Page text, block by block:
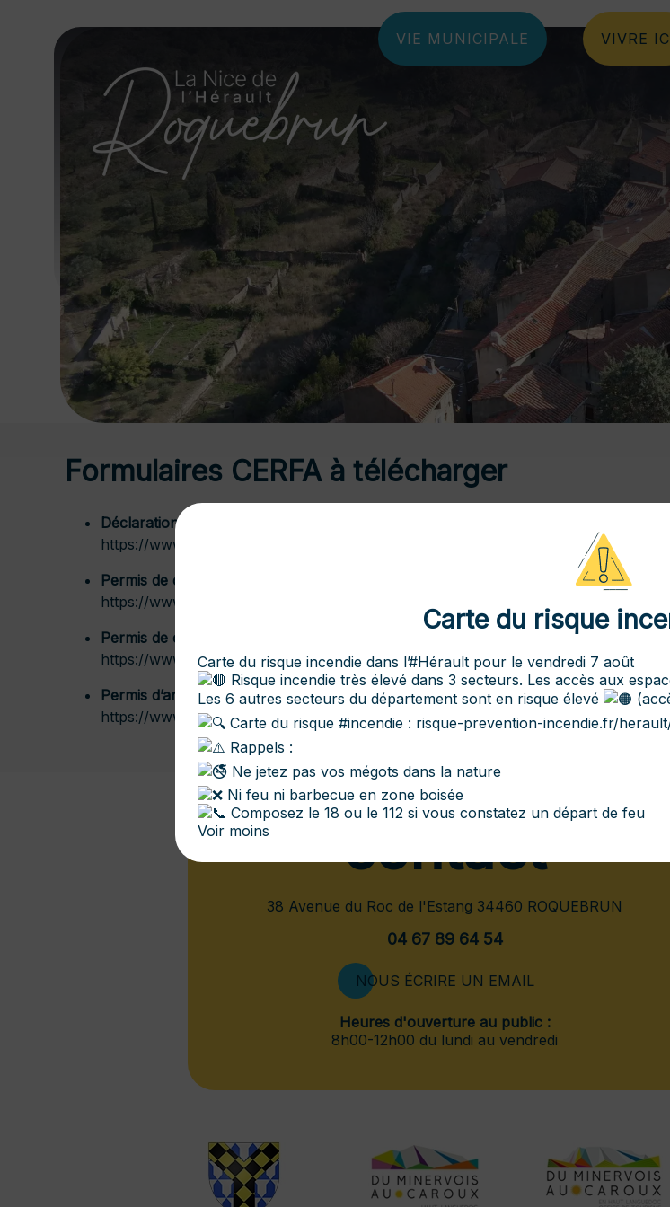
VIE MUNICIPALE VIVRE
Formulaires CERFA à télécharger
Déclaration préalable (DP)
https://www.service-public.fr/particuliers/vosdroits/R2028
Permis de construire – maison individuelle (PCMI)
https://www.service-public.fr/particuliers/vosdroits/R20835
Permis de construire – autres constructions
https://www.service-public.fr/particuliers/vosdroits/R20834
Permis d’aménager (PA)
https://www.service-public.fr/particuliers/vosdroits/R20836
contact
38 Avenue du Roc de l'Estang 34460 ROQUEBRUN
04 67 89 64 54
NOUS ÉCRIRE UN EMAIL
Heures d'ouverture au public :
8h00-12h00 du lundi au vendredi
Carte du risque
Carte du risque incendie dans l’#Héraultpour le vendredi 7 août
Risque incendie très élevé dans 3 secteurs. Les accès aux
Les 6 autres secteurs du département sont en risque élevé
Carte du risque #incendie: risque-prevention-incendie.fr/
Rappels :
Ne jetez pas vos mégots dans la nature
Ni feu ni barbecue en zone boisée
Composez le 18 ou le 112 si vous constatez un départ de feu
Voir moins